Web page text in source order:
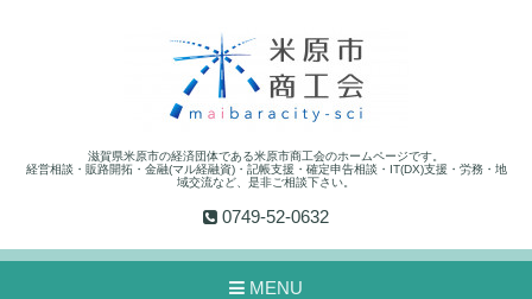
滋賀県米原市の経済団体である米原市商工会のホームページです。
経営相談・販路開拓・金融(マル経融資)・記帳支援・確定申告相談・IT(DX)支援・労務・地
域交流など、是非ご相談下さい。
0749-52-0632
MENU